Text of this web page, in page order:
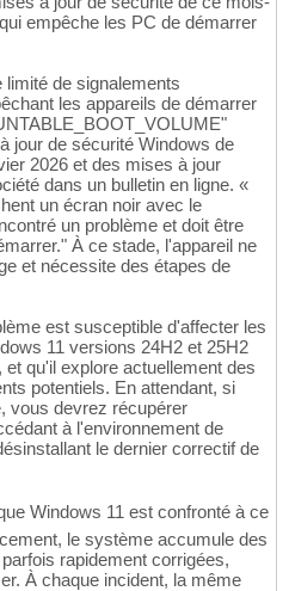
empêche les PC de démarrer
de signalements
les appareils de démarrer
jour de sécurité Windows de
2026 et des mises à jour
dans un bulletin en ligne. «
un écran noir avec le
un problème et doit être
À ce stade, l'appareil ne
et nécessite des étapes de
est susceptible d'affecter les
11 versions 24H2 et 25H2
qu'il explore actuellement des
potentiels. En attendant, si
vous devrez récupérer
à l'environnement de
le dernier correctif de
Windows 11 est confronté à ce
le système accumule des
rapidement corrigées,
À chaque incident, la même